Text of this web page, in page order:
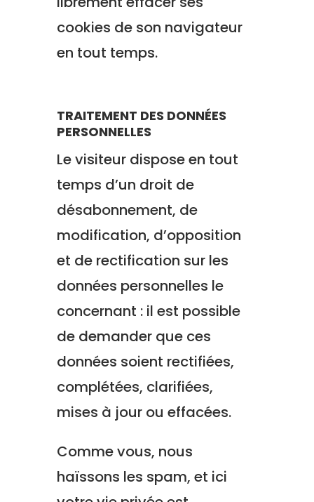
cookies de son navigateur
en tout temps.
TRAITEMENT DES DONNÉES
PERSONNELLES
Le visiteur dispose en tout
temps d’un droit de
désabonnement, de
modification, d’opposition
et de rectification sur les
données personnelles le
concernant : il est possible
de demander que ces
données soient rectifiées,
complétées, clarifiées,
mises à jour ou effacées.
Comme vous, nous
haïssons les spam, et ici